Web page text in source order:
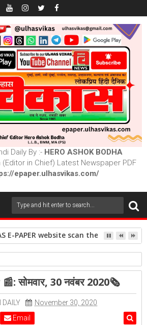
Daily By :- HERO ASHOK BODHA
in Chief) Latest Newspaper PDF
epaper.ulhasvikas.com/
E-PAPER website scan the QR
Paper 📰: सोमवार, 30 नवंबर 2020🗞
सोमवार, 30 नवंबर 2020🗞
DAILY
November 30, 2020
Email